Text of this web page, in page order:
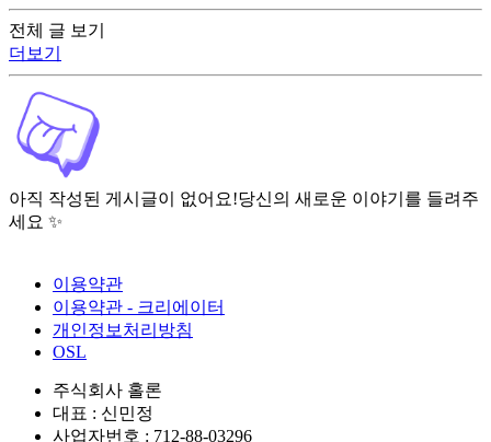
전체 글 보기
더보기
아직 작성된 게시글이 없어요!당신의 새로운 이야기를 들려주
세요 ✨
이용약관
이용약관 - 크리에이터
개인정보처리방침
OSL
주식회사 홀론
대표 : 신민정
사업자번호 : 712-88-03296